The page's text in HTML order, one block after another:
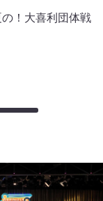
！大喜利団体戦